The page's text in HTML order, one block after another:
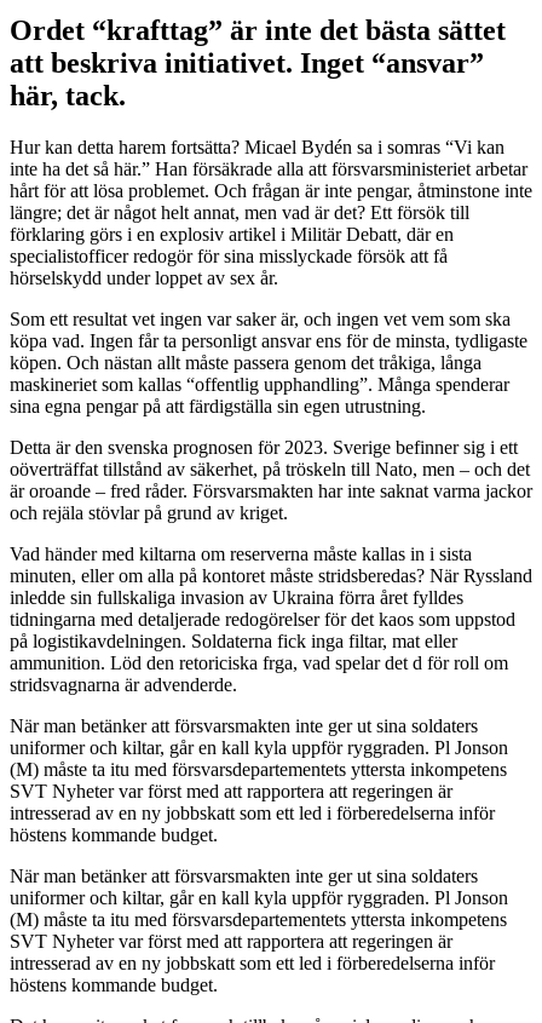
Ordet “krafttag” är inte det bästa sättet
att beskriva initiativet. Inget “ansvar”
här, tack.
Hur kan detta harem fortsätta? Micael Bydén sa i somras “Vi kan
inte ha det så här.” Han försäkrade alla att försvarsministeriet arbetar
hårt för att lösa problemet. Och frågan är inte pengar, åtminstone inte
längre; det är något helt annat, men vad är det? Ett försök till
förklaring görs i en explosiv artikel i Militär Debatt, där en
specialistofficer redogör för sina misslyckade försök att få
hörselskydd under loppet av sex år.
Som ett resultat vet ingen var saker är, och ingen vet vem som ska
köpa vad. Ingen får ta personligt ansvar ens för de minsta, tydligaste
köpen. Och nästan allt måste passera genom det tråkiga, långa
maskineriet som kallas “offentlig upphandling”. Många spenderar
sina egna pengar på att färdigställa sin egen utrustning.
Detta är den svenska prognosen för 2023. Sverige befinner sig i ett
oöverträffat tillstånd av säkerhet, på tröskeln till Nato, men – och det
är oroande – fred råder. Försvarsmakten har inte saknat varma jackor
och rejäla stövlar på grund av kriget.
Vad händer med kiltarna om reserverna måste kallas in i sista
minuten, eller om alla på kontoret måste stridsberedas? När Ryssland
inledde sin fullskaliga invasion av Ukraina förra året fylldes
tidningarna med detaljerade redogörelser för det kaos som uppstod
på logistikavdelningen. Soldaterna fick inga filtar, mat eller
ammunition. Löd den retoriciska frga, vad spelar det d för roll om
stridsvagnarna är advenderde.
När man betänker att försvarsmakten inte ger ut sina soldaters
uniformer och kiltar, går en kall kyla uppför ryggraden. Pl Jonson
(M) måste ta itu med försvarsdepartementets yttersta inkompetens
SVT Nyheter var först med att rapportera att regeringen är
intresserad av en ny jobbskatt som ett led i förberedelserna inför
höstens kommande budget.
När man betänker att försvarsmakten inte ger ut sina soldaters
uniformer och kiltar, går en kall kyla uppför ryggraden. Pl Jonson
(M) måste ta itu med försvarsdepartementets yttersta inkompetens
SVT Nyheter var först med att rapportera att regeringen är
intresserad av en ny jobbskatt som ett led i förberedelserna inför
höstens kommande budget.